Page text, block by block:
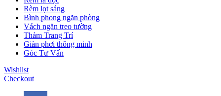
Rèm lọt sáng
Bình phong ngăn phòng
Vách ngăn treo tường
Thảm Trang Trí
Giàn phơi thông minh
Góc Tư Vấn
Wishlist
Checkout